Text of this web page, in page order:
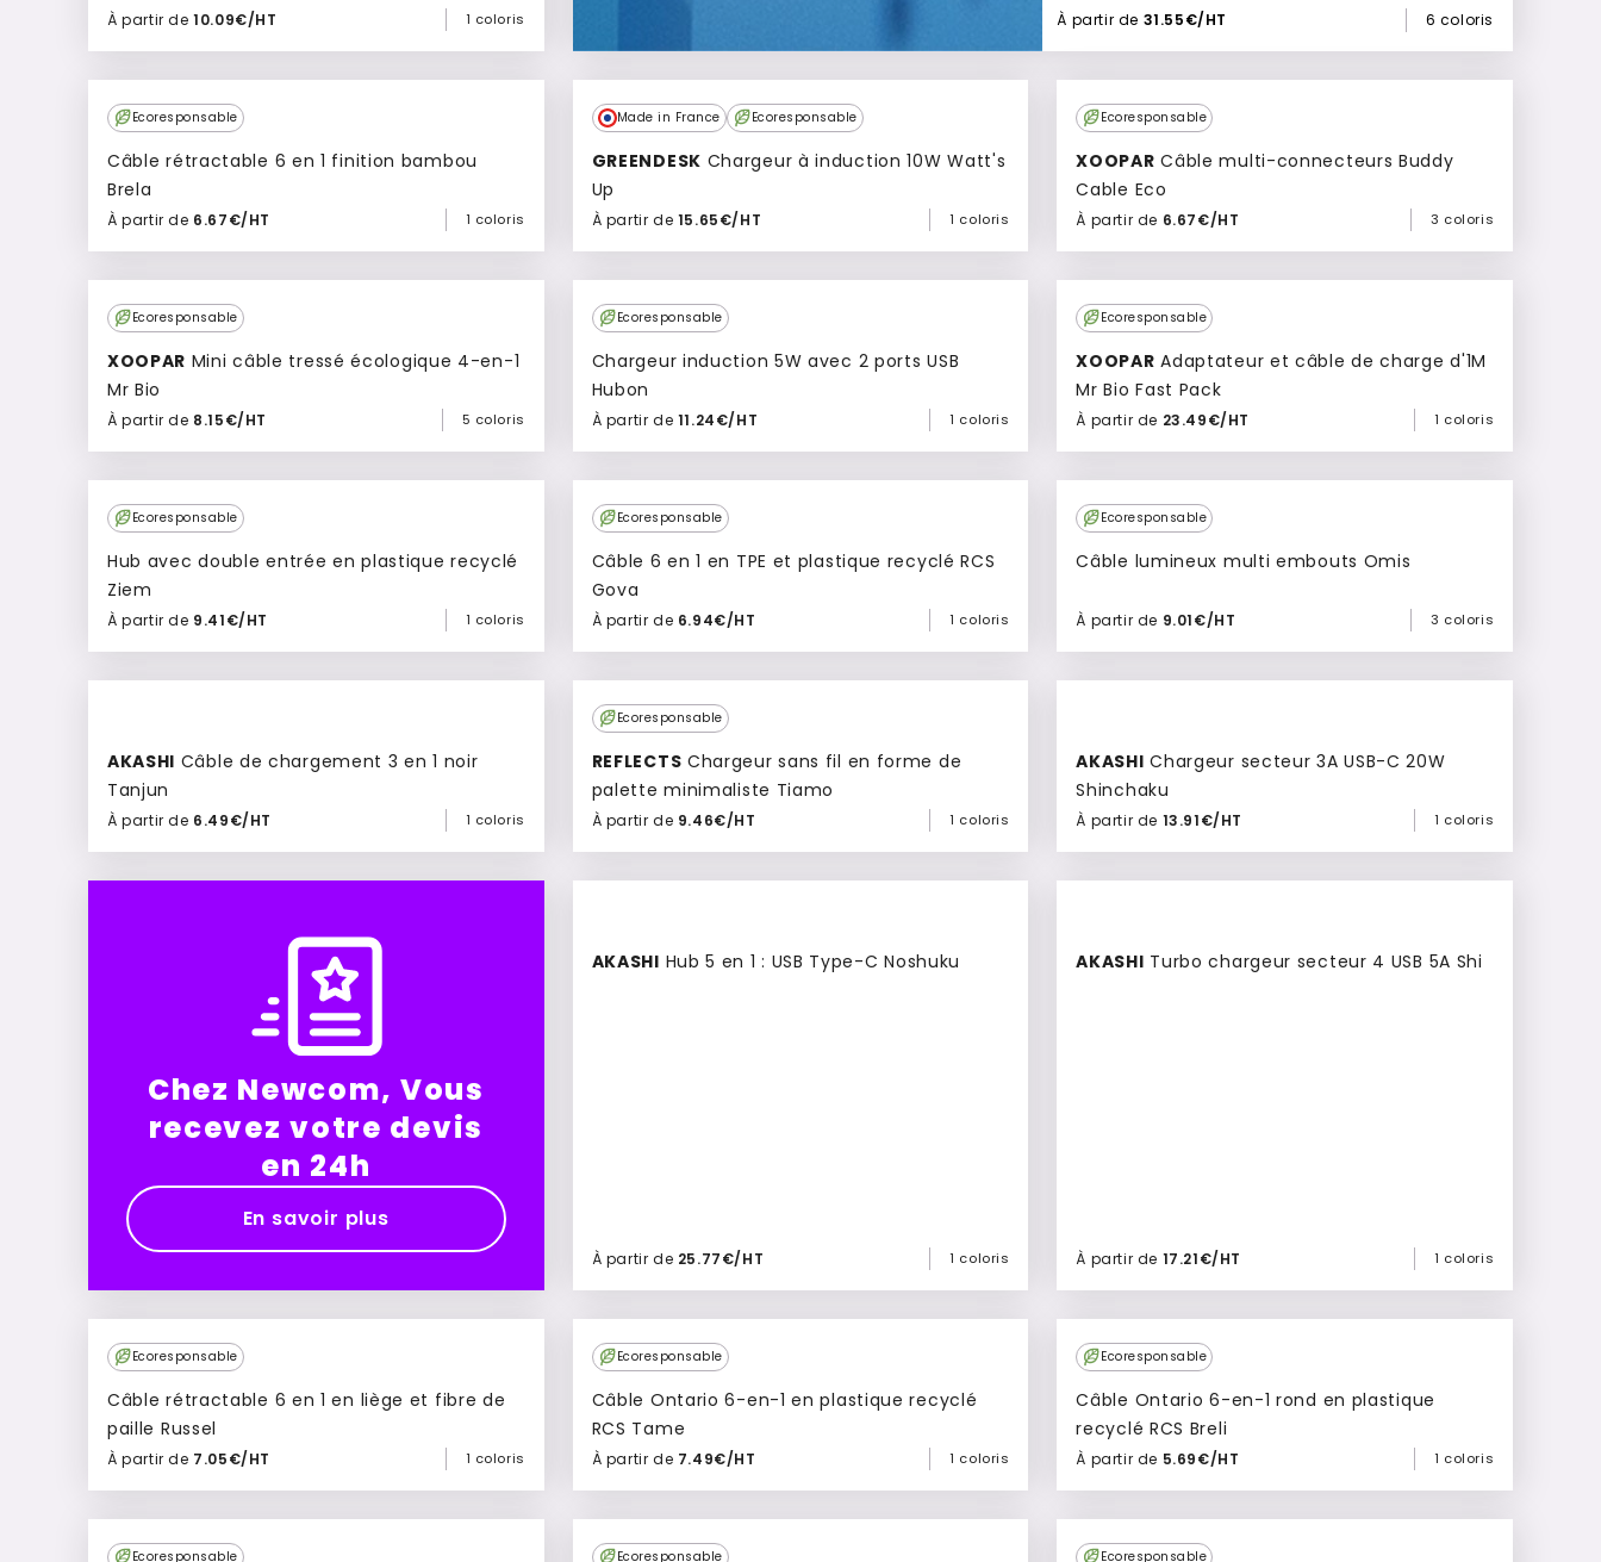
À partir de10.09€/HT 1 coloris
Ajouter à mon devis
À partir de 31.55€/HT 6 coloris
Ecoresponsable
Câble rétractable 6 en 1 finition bambou
Brela
À partir de 6.67€/HT 1 coloris
Ajouter à mon devis
Made in France Ecoresponsable
GREENDESK
Up
À partir de 15.65€/HT 1 coloris
Ajouter à mon devis
Ecoresponsable
XOOPAR Câble multi-connecteurs Buddy
Cable Eco
À partir de 6.67€/HT 3 coloris
Ajouter à mon devis
Culte
Ecoresponsable
XOOPAR
Mr Bio
À partir de 8.15€/HT 5 coloris
Ajouter à mon devis
Ecoresponsable
Chargeur induction 5W avec 2 ports USB
Hubon
À partir de 11.24€/HT 1 coloris
Ajouter à mon devis
Ecoresponsable
XOOPAR Adaptateur et câble de charge d'1M
Mr Bio Fast Pack
À partir de 23.49€/HT 1 coloris
Ajouter à mon devis
Ecoresponsable
Hub avec double entrée en plastique recyclé
Ziem
À partir de 9.41€/HT 1 coloris
Ajouter à mon devis
Ecoresponsable
Câble 6 en 1 en TPE et plastique recyclé RCS
Gova
À partir de 6.94€/HT 1 coloris
Ajouter à mon devis
Ecoresponsable
Câble lumineux multi embouts Omis
À partir de 9.01€/HT 3 coloris
Ajouter à mon devis
AKASHI
Tanjun
À partir de 6.49€/HT 1 coloris
Ajouter à mon devis
Ecoresponsable
REFLECTS
palette minimaliste Tiamo
À partir de 9.46€/HT 1 coloris
Ajouter à mon devis
AKASHI Chargeur secteur 3A USB-C 20W
Shinchaku
À partir de 13.91€/HT 1 coloris
Ajouter à mon devis
Chez Newcom, Vous
recevez votre devis
en 24h
En savoir plus
AKASHI Hub 5 en 1 : USB Type-C Noshuku
À partir de 25.77€/HT 1 coloris
Ajouter à mon devis
AKASHI Turbo chargeur secteur 4 USB 5A Shi
À partir de 17.21€/HT 1 coloris
Ajouter à mon devis
Ecoresponsable
Câble rétractable 6 en 1 en liège et fibre de
paille Russel
À partir de 7.05€/HT 1 coloris
Ajouter à mon devis
Ecoresponsable
Câble Ontario 6-en-1 en plastique recyclé
RCS Tame
À partir de 7.49€/HT 1 coloris
Ajouter à mon devis
Ecoresponsable
Câble Ontario 6-en-1 rond en plastique
recyclé RCS Breli
À partir de 5.69€/HT 1 coloris
Ajouter à mon devis
Ecoresponsable Ecoresponsable Ecoresponsable